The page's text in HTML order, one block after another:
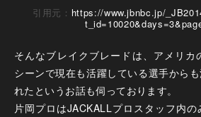
引用元： https://www.jbnbc.jp/
そんなブレイクブレードは、アメリカ
シーンで現在も活躍している選手から
れたというお話も伺っております。
片岡プロはJACKALLプロスタッフ内